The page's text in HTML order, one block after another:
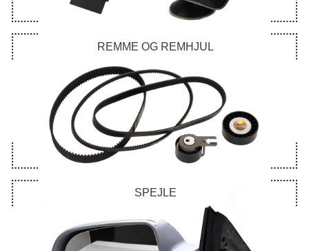
REMME OG REMHJUL
SPEJLE